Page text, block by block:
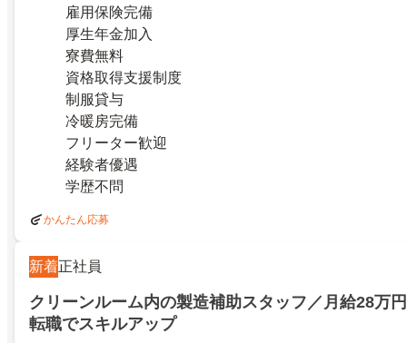
雇用保険完備
厚生年金加入
寮費無料
資格取得支援制度
制服貸与
冷暖房完備
フリーター歓迎
経験者優遇
学歴不問
かんたん応募
新着正社員
クリーンルーム内の製造補助スタッフ／月給28万
転職でスキルアップ